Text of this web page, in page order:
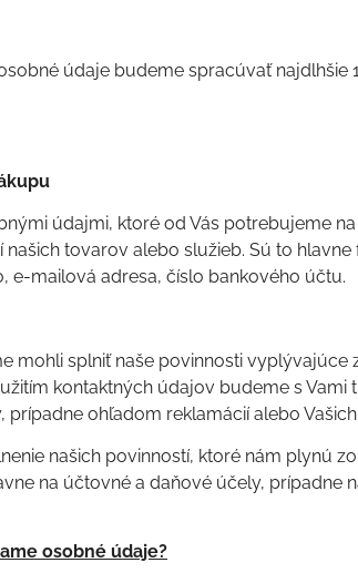
údaje budeme spracúvať najdlhšie
údajmi, ktoré od Vás potrebujeme na
tovarov alebo služieb. Sú to hlavne
e-mailová adresa, číslo bankového účtu.
mohli splniť naše povinnosti vyplývajúce
kontaktných údajov budeme s Vami
ohľadom reklamácií alebo
našich povinností, ktoré nám plynú zo
na účtovné a daňové účely, prípadne
osobné údaje?